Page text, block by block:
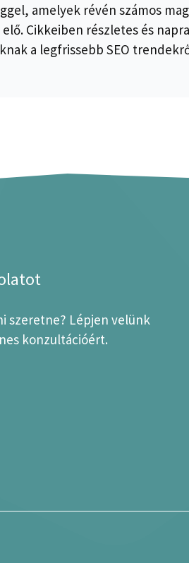
amelyek révén számos
Cikkeiben részletes és
a legfrissebb SEO
szeretne? Lépjen velünk
konzultációért.